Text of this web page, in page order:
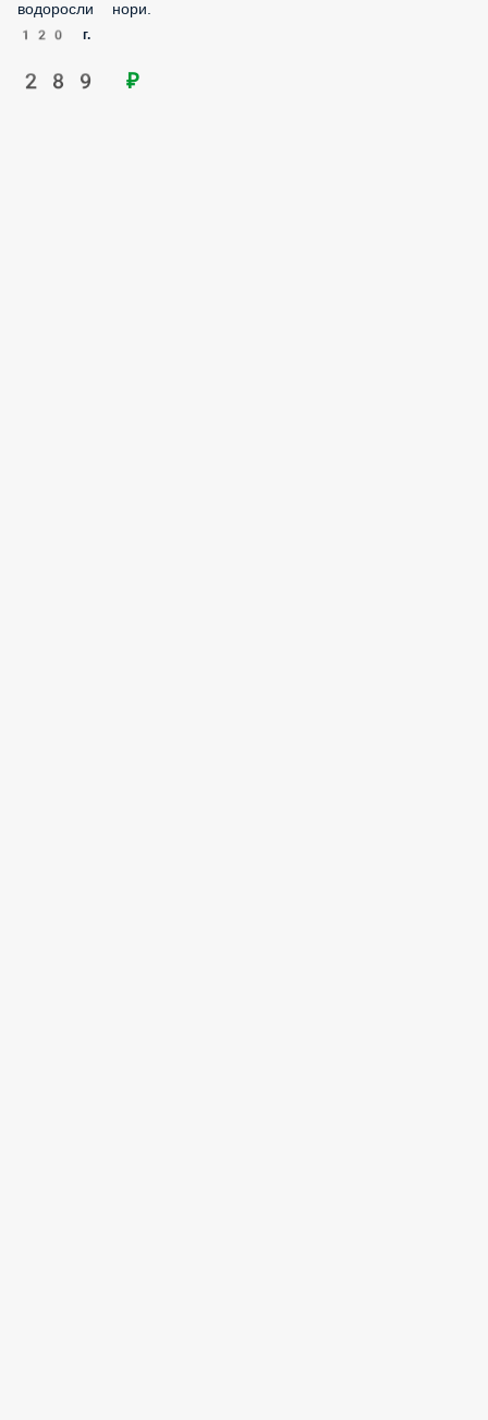
водоросли нори.
120 г.
289 ₽